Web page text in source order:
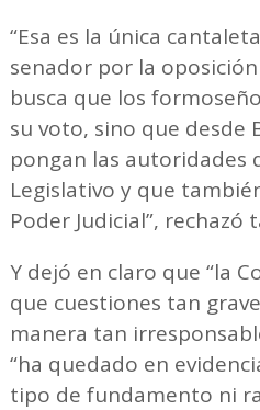
“Esa es la única
senador por la
busca que los
su voto, sino que desde
pongan las autoridades
Legislativo y que
Poder Judicial”, rechazó
Y dejó en claro que “la
que cuestiones tan
manera tan
“ha quedado en
tipo de fundamento ni